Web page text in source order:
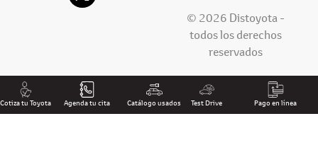
© 2026 Distoyota -
todos los derechos
reservados
Cotiza tu Toyota Agenda tu cita Catálogo usados Test Drive Pago en línea